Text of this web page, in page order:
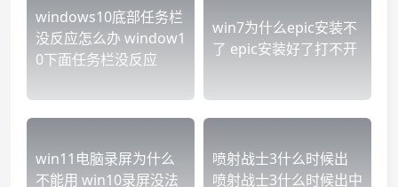
windows10底部任务栏
没反应怎么办 window1
0下面任务栏没反应
win7为什么epic安装不
了 epic安装好了打不开
win11电脑录屏为什么
不能用 win10录屏没法
喷射战士3什么时候出
喷射战士3什么时候出中